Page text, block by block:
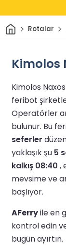
Ev Rotalar
Kimolos
Kimolos
feribot
Operatörler
bulunur. Bu
seferler
yaklaşık şu 5
kalkış 08:40 ,
mevsime ve
başlıyor.
AFerryile en
kontrol edin
bugün ayırtın.